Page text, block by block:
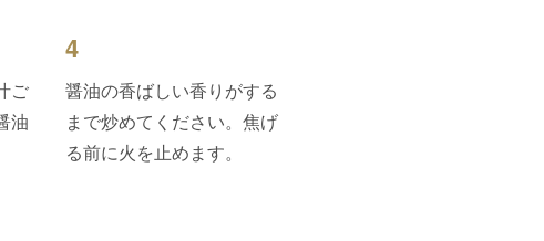
ご
油
4
醤油の香ばしい香りがする
まで炒めてください。焦げ
る前に火を止めます。